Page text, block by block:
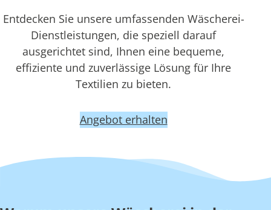
Entdecken Sie unsere umfassenden Wäscherei-
Dienstleistungen, die speziell darauf
ausgerichtet sind, Ihnen eine bequeme,
effiziente und zuverlässige Lösung für Ihre
Textilien zu bieten.
Angebot erhalten